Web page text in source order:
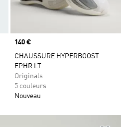
Prix
140 €
CHAUSSURE HYPERBOOST
EPHR LT
Originals
5 couleurs
Nouveau